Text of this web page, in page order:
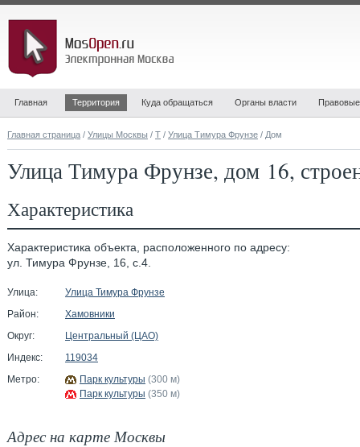
Главная Территория Куда обращаться Органы власти
Главная страница / Улицы Москвы / Т / Улица Тимура Фрунзе / Дом
Улица Тимура Фрунзе, дом 16,
Характеристика
Характеристика объекта, расположенного по адресу:
ул. Тимура Фрунзе, 16, с.4.
Улица:
Улица Тимура Фрунзе
Район:
Хамовники
Округ:
Центральный (ЦАО)
Индекс:
119034
Метро:
Парк культуры (300 м)
Парк культуры (350 м)
Адрес на карте Москвы